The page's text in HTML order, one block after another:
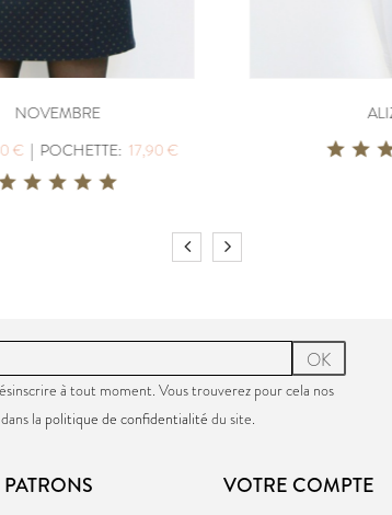
NOVEMBRE
| POCHETTE:17,90 €
ALIZE
OK
à tout moment. Vous trouverez pour cela nos
la politique de confidentialité du site.
PATRONS VOTRE COMPTE